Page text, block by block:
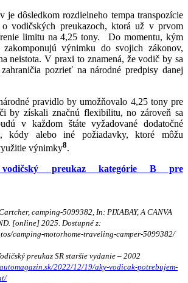
je dôsledkom rozdielneho tempa transpozície
vodičských preukazoch, ktorá už v prvom
limitu na 4,25 tony. Do momentu, kým
výnimku do svojich zákonov,
neistota. V praxi to znamená, že vodič by sa
pozrieť na národné predpisy danej
pravidlo by umožňovalo 4,25 tony pre
by získali značnú flexibilitu, no zároveň sa
v každom štáte vyžadované dodatočné
kódy alebo iné požiadavky, ktoré môžu
výnimky8.
preukaz kategórie B pre
camping-5099382, In: PIXABAY, A CANVA
[online] 2025. Dostupné z:
camping-motorhome-traveling-camper-5099382/
preukaz SR staršie vydanie – 2002
2022/12/19/aky-vodicak-potrebujem-